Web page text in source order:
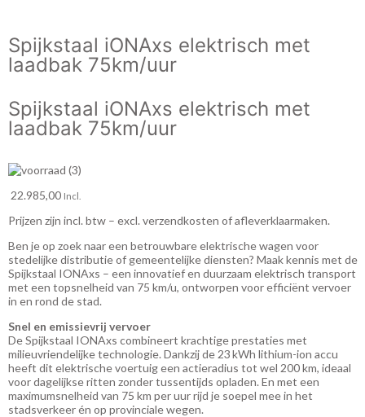
Spijkstaal iONAxs elektrisch met
laadbak 75km/uur
Spijkstaal iONAxs elektrisch met
laadbak 75km/uur
22.985,00 Incl.
Prijzen zijn incl. btw – excl. verzendkosten of afleverklaarmaken.
Ben je op zoek naar een betrouwbare elektrische wagen voor
stedelijke distributie of gemeentelijke diensten? Maak kennis met de
Spijkstaal IONAxs – een innovatief en duurzaam elektrisch transport
met een topsnelheid van 75 km/u, ontworpen voor efficiënt vervoer
in en rond de stad.
Snel en emissievrij vervoer
De Spijkstaal IONAxs combineert krachtige prestaties met
milieuvriendelijke technologie. Dankzij de 23 kWh lithium-ion accu
heeft dit elektrische voertuig een actieradius tot wel 200 km, ideaal
voor dagelijkse ritten zonder tussentijds opladen. En met een
maximumsnelheid van 75 km per uur rijd je soepel mee in het
stadsverkeer én op provinciale wegen.